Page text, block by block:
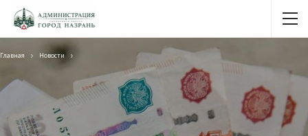
Главная Новости